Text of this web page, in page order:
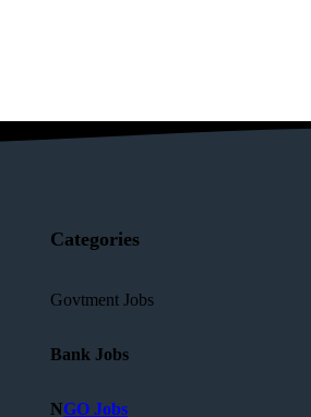
Categories
Govtment Jobs
Bank Jobs
NGO Jobs